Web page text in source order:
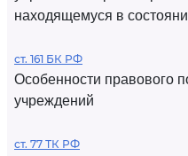
находящемуся в
ст. 161 БК РФ
Особенности правового
учреждений
ст. 77 ТК РФ